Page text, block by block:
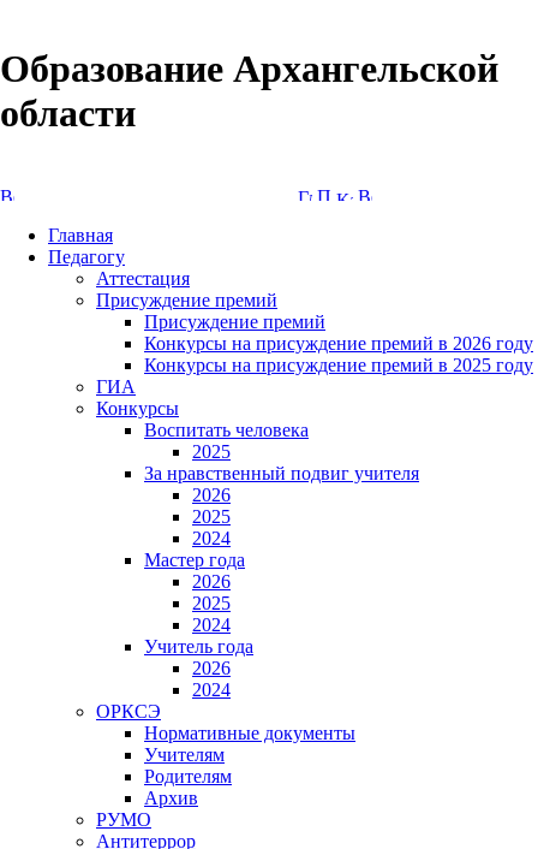
Образование Архангельской
области
Главная
Педагогу
Аттестация
Присуждение премий
Присуждение премий
Конкурсы на присуждение премий в 2026 году
Конкурсы на присуждение премий в 2025 году
ГИА
Конкурсы
Воспитать человека
2025
За нравственный подвиг учителя
2026
2025
2024
Мастер года
2026
2025
2024
Учитель года
2026
2024
ОРКСЭ
Нормативные документы
Учителям
Родителям
Архив
РУМО
Антитеррор